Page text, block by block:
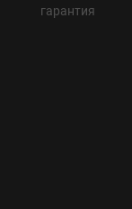
гарантия